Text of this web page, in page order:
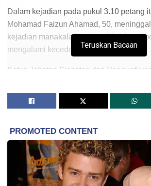
Dalam kejadian pada pukul 3.10 petang
Mohamad Faizun Ahamad, 50,
kejadian manakala isterinya, Norehan
mengalami kecederaan.
Ketua Jabatan Siasatan dan
pasangan suami isteri itu, kedua-dua
guru, dalam perjalanan dari Ipoh ke
“Siasatan awal mendapati kereta Proton
Mohamad Faizun hilang kawalan lalu
pembahagi besi kiri jalan,” katanya dalam
Teruskan Bacaan